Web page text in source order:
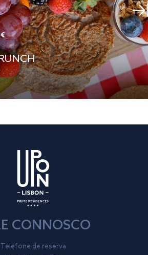
CONNOSCO
Telefone de reserva